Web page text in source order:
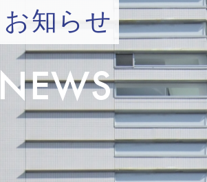
お知らせ
NEWS